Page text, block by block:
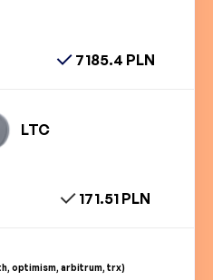
7185.4 PLN
LTC
171.51 PLN
optimism, arbitrum, trx)